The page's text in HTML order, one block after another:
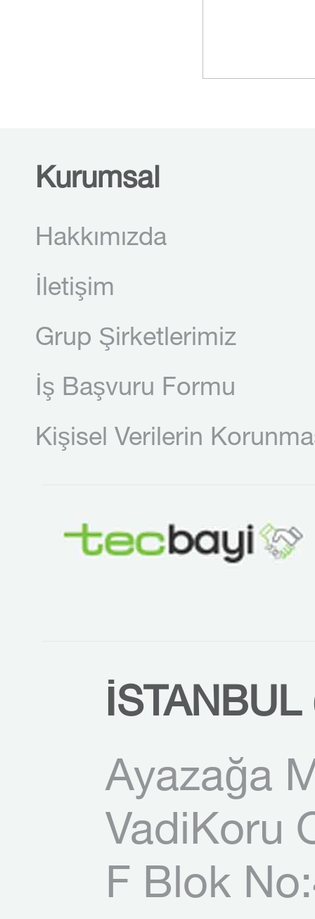
Kurumsal
Hakkımızda
İletişim
Grup Şirketlerimiz
İş Başvuru Formu
Kişisel Verilerin
İSTANBUL
Ayazağa
VadiKoru
F Blok